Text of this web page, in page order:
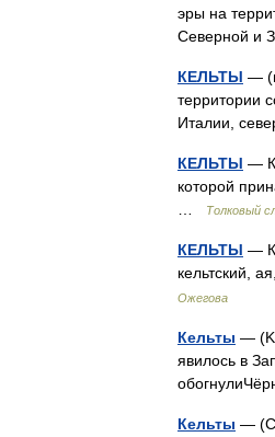
эры на
Северной и
КЕЛЬТЫ —
территории
Италии,
КЕЛЬТЫ —
которой
Толковый
КЕЛЬТЫ —
кельтский,
Ожегова
Кельты —
явилось в
Кельты —